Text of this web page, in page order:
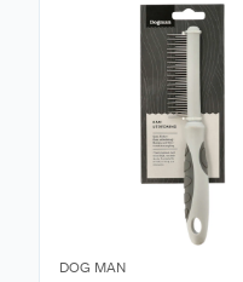
DOG MAN